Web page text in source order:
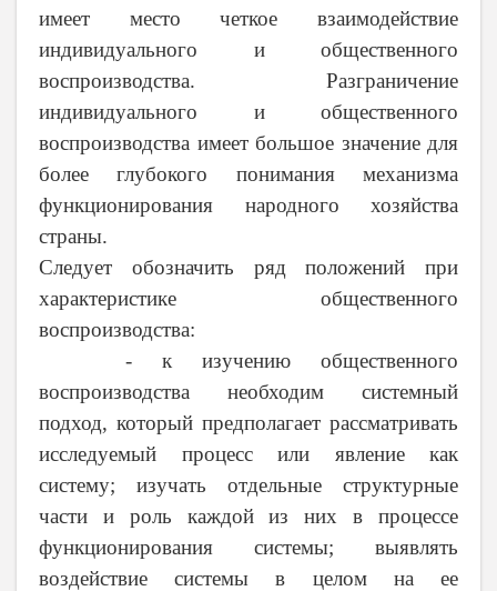
имеет место четкое взаимодействие
индивидуального и общественного
воспроизводства. Разграничение
индивидуального и общественного
воспроизводства имеет большое значение для
более глубокого понимания механизма
функционирования народного хозяйства
страны.
Следует обозначить ряд положений при
характеристике общественного
воспроизводства:
- к изучению общественного
воспроизводства необходим системный
подход, который предполагает рассматривать
исследуемый процесс или явление как
систему; изучать отдельные структурные
части и роль каждой из них в процессе
функционирования системы; выявлять
воздействие системы в целом на ее